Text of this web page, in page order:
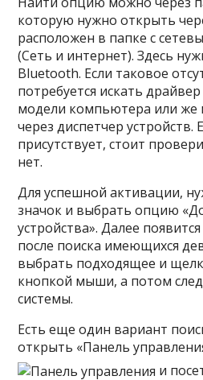
которую нужно открыть
расположен в папке с
(Сеть и интернет). Здесь
Bluetooth. Если таковое
потребуется искать
модели компьютера или же
через диспетчер устройств.
присутствует, стоит
нет.
Для успешной активации,
значок и выбрать опцию
устройства». Далее
после поиска имеющихся
выбрать подходящее и
кнопкой мыши, а потом
системы.
Есть еще один вариант
открыть «Панель
и